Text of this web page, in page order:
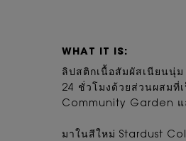
WHAT IT IS:
ลิปสติกเนื้อสัมผัสเนียนนุ่
24 ชั่วโมงด้วยส่วนผสมที่
Community Garden แ
มาในสีใหม่ Stardust